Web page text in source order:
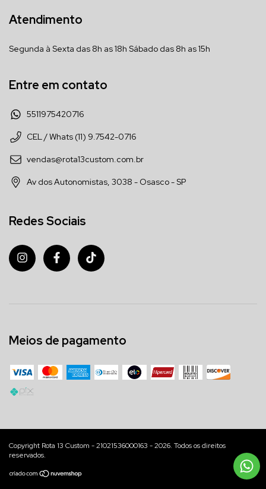
Atendimento
Segunda à Sexta das 8h as 18h Sábado das 8h as 15h
Entre em contato
5511975420716
CEL / Whats (11) 9.7542-0716
vendas@rota13custom.com.br
Av dos Autonomistas, 3038 - Osasco - SP
Redes Sociais
Meios de pagamento
Copyright Rota 13 Custom - 21021536000163 - 2026. Todos os direitos
reservados.